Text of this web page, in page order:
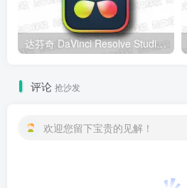
达芬奇 DaVinci Resolve Studio v21.0.4 Windows版 – 专业视频编辑与调色工具
评论 抢沙发
欢迎您留下宝贵的见解！